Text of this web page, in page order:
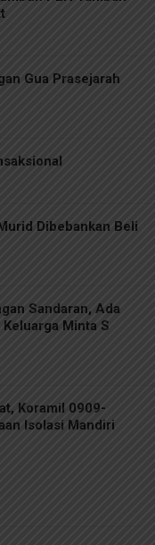
Gua Prasejarah
Dibebankan Beli
Sandaran, Ada
Minta S
Koramil 0909-
Isolasi Mandiri